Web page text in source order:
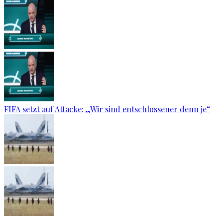
FIFA setzt auf Attacke: „Wir sind entschlossener denn je“